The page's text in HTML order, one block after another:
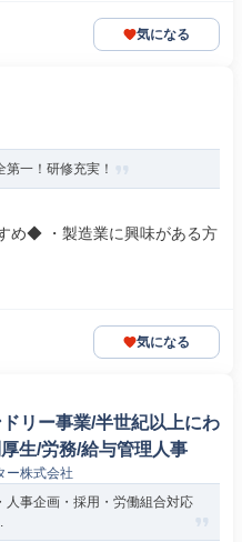
気になる
一！研修充実！
め◆ ・製造業に興味がある方
気になる
リー事業/半世紀以上にわ
生/労務/給与管理人事
株式会社
人事企画・採用・労働組合対応